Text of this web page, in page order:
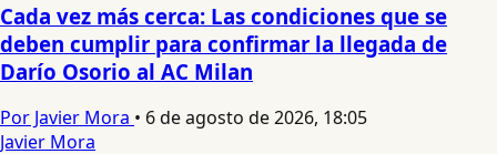
Cada vez más cerca: Las condiciones que se
deben cumplir para confirmar la llegada de
Darío Osorio al AC Milan
Por Javier Mora • 6 de agosto de 2026, 18:05
Javier Mora